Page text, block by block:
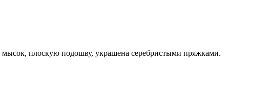
плоскую подошву, украшена серебристыми пряжками.